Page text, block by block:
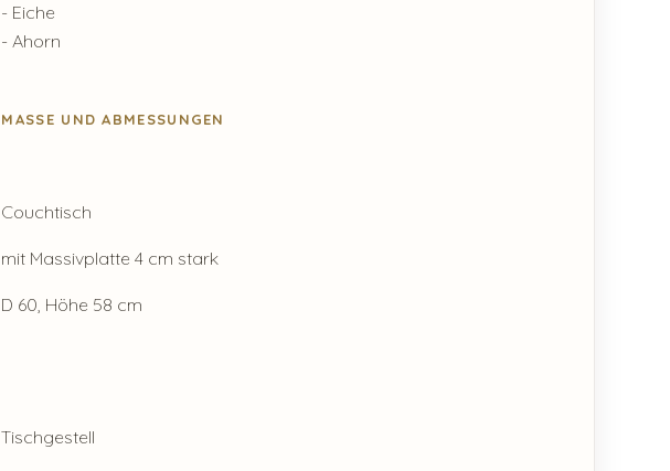
- Eiche
- Ahorn
MASSE UND ABMESSUNGEN
Couchtisch
mit Massivplatte 4 cm stark
D 60, Höhe 58 cm
Tischgestell